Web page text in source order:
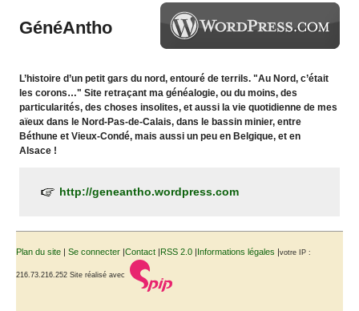
GénéAntho
L’histoire d’un petit gars du nord, entouré de terrils. "Au Nord, c’était
les corons…" Site retraçant ma généalogie, ou du moins, des
particularités, des choses insolites, et aussi la vie quotidienne de mes
aïeux dans le Nord-Pas-de-Calais, dans le bassin minier, entre
Béthune et Vieux-Condé, mais aussi un peu en Belgique, et en
Alsace !
http://geneantho.wordpress.com
Plan du site | Se connecter |Contact |RSS 2.0 |Informations légales |votre IP :
216.73.216.252 Site réalisé avec